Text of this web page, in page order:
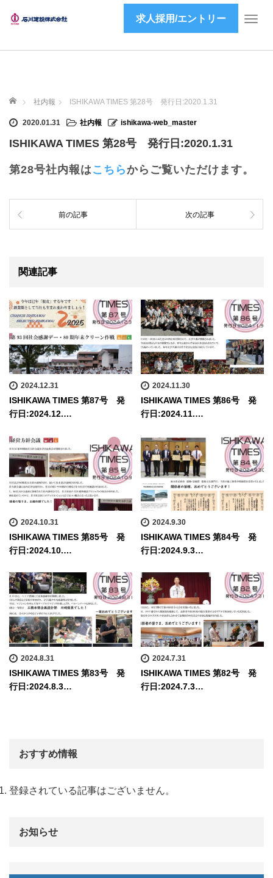
T
n
求人採用/エントリー
ホーム 社内報 ISHIKAWA TIMES 第28号 発行日:2020.1.31
2020.01.31 社内報 ishikawa-web_master
ISHIKAWA TIMES 第28号 発行日:2020.1.31
第28号社内報はこちらからご覧いただけます。
前の記事 次の記事
関連記事
2024.12.31
ISHIKAWA TIMES 第87号 発
行日:2024.12.…
2024.11.30
ISHIKAWA TIMES 第86号 発
行日:2024.11.…
2024.10.31
ISHIKAWA TIMES 第85号 発
行日:2024.10.…
2024.9.30
ISHIKAWA TIMES 第84号 発
行日:2024.9.3…
2024.8.31
ISHIKAWA TIMES 第83号 発
行日:2024.8.3…
2024.7.31
ISHIKAWA TIMES 第82号 発
行日:2024.7.3…
おすすめ情報
登録されている記事はございません。
お知らせ